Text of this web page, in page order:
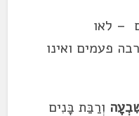
– לאו
פעמים ואינו
וְרַבַּת בָּנִים